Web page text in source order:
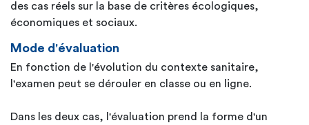
des cas réels sur la base de critères écologiques,
économiques et sociaux.
Mode d'évaluation
En fonction de l'évolution du contexte sanitaire,
l'examen peut se dérouler en classe ou en ligne.
Dans les deux cas, l'évaluation prend la forme d'un